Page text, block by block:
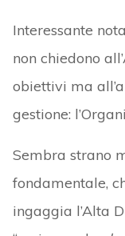
Interessante
non chiedono
obiettivi ma
gestione:
Sembra strano
fondamentale,
ingaggia l’Alta